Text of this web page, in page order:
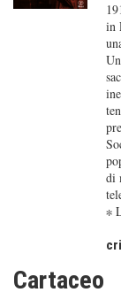
in
di
∗
Cartaceo